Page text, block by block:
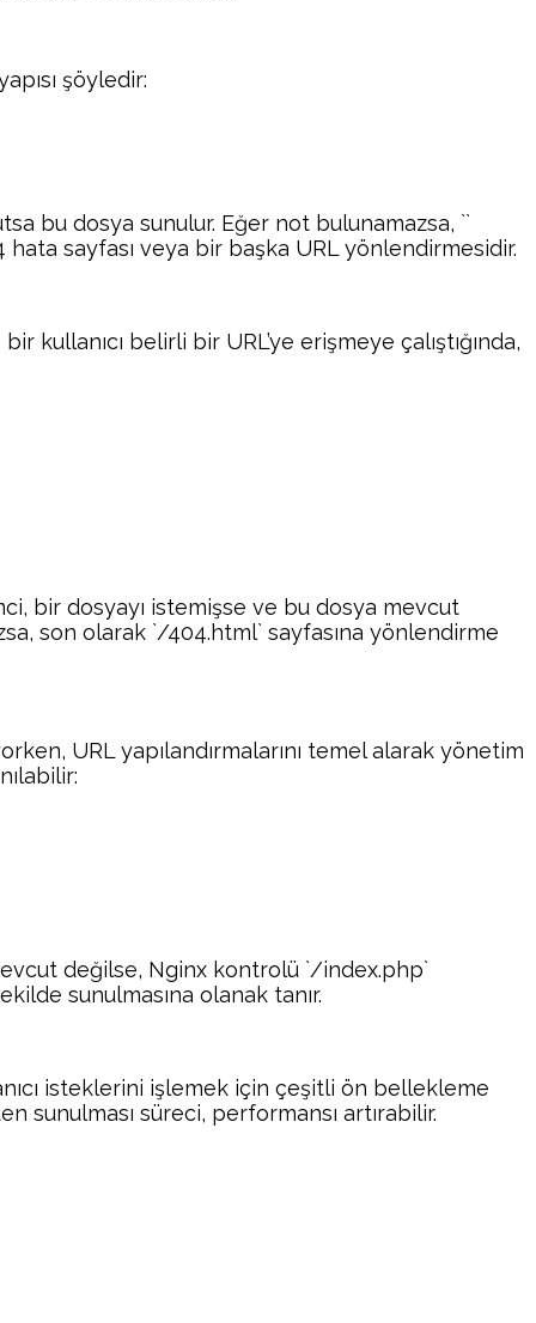
şöyledir:
bu dosya sunulur. Eğer not bulunamazsa, ``
sayfası veya bir başka URL yönlendirmesidir.
belirli bir URL’ye erişmeye çalıştığında,
bir dosyayı istemişse ve bu dosya mevcut
son olarak `/404.html` sayfasına yönlendirme
URL yapılandırmalarını temel alarak yönetim
değilse, Nginx kontrolü `/index.php`
sunulmasına olanak tanır.
isteklerini işlemek için çeşitli ön bellekleme
sunulması süreci, performansı artırabilir.